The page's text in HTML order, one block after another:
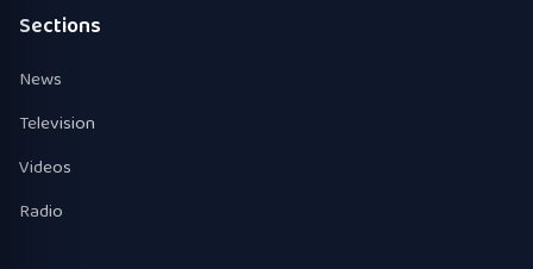
Sections
News
Television
Videos
Radio